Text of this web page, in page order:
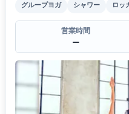
グループヨガ
シャワー ロッ
営業時間
ー